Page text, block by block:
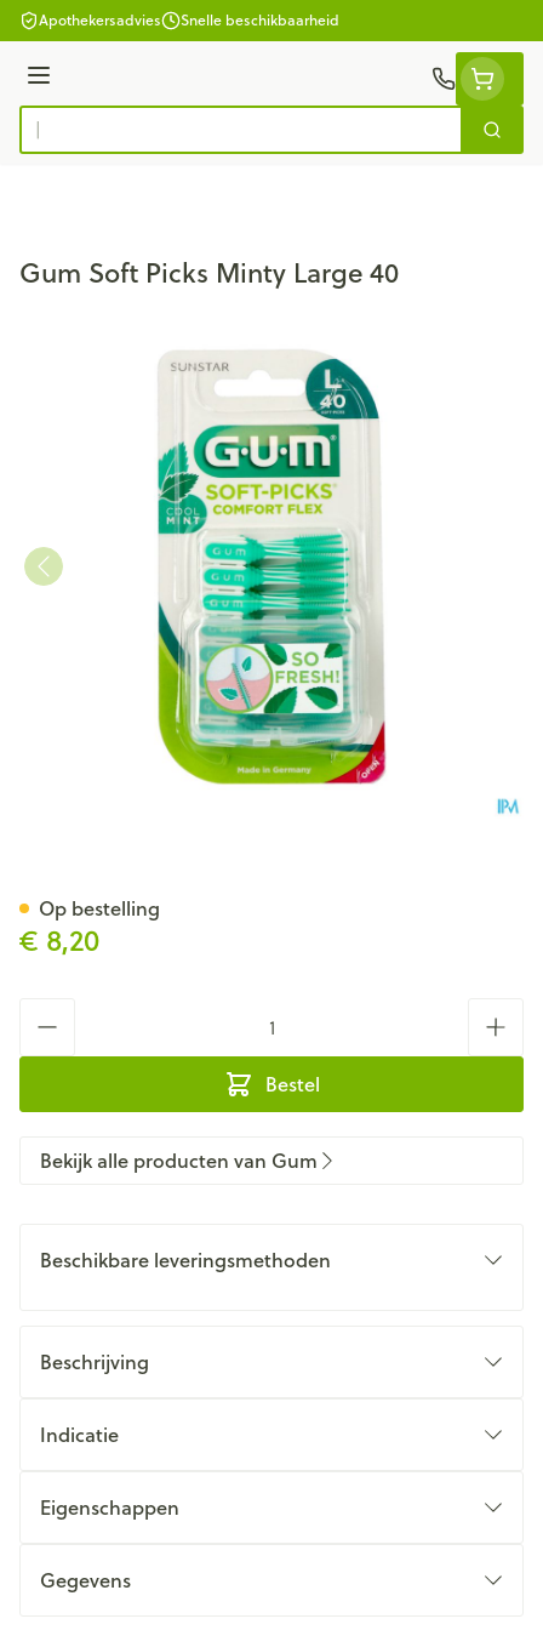
Ga naar de inhoud
Apothekersadvies Snelle beschikbaarheid
Menu
Product, merk, categorie... Zoek
Gum Soft Picks Minty Large 40
€ 8,20
Bestel
Op bestelling
Bekijk alle producten van Gum
Beschikbare leveringsmethoden
Beschrijving
Indicatie
Eigenschappen
Gegevens